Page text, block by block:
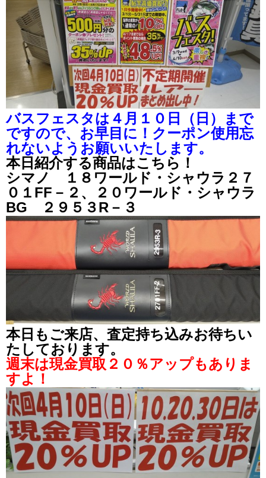
バスフェスタは４月１０日（日）まで
ですので、お早目に！クーポン使用忘
れないようお願いいたします。
本日紹介する商品はこちら！
シマノ １８ワールド・シャウラ２７
０１FF－２、２０ワールド・シャウラ
BG ２９５３R－３
本日もご来店、査定持ち込みお待ちい
たしております。
週末は現金買取２０％アップもありま
すよ！